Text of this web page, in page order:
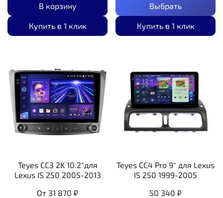
В корзину
Купить в 1 клик
Выбрать
Купить в 1 клик
Teyes CC3 2K 10.2"для
Lexus IS 250 2005-2013
От 31 870 ₽
Teyes CC4 Pro 9" для Lexus
IS 250 1999-2005
50 340 ₽